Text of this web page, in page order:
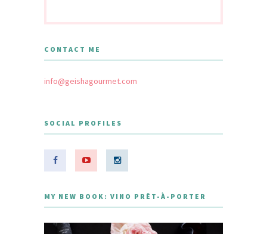
CONTACT ME
info@geishagourmet.com
SOCIAL PROFILES
MY NEW BOOK: VINO PRÊT-À-PORTER